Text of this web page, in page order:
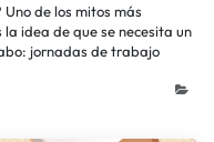
Uno de los mitos más
idea de que se necesita un
jornadas de trabajo